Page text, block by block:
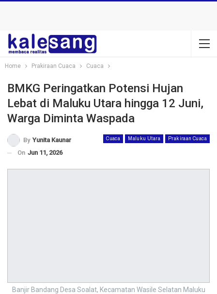
Home Prakiraan Cuaca Cuaca
BMKG Peringatkan Potensi Hujan
Lebat di Maluku Utara hingga 12 Juni,
Warga Diminta Waspada
Cuaca Maluku Utara Prakiraan Cuaca
By Yunita Kaunar
On Jun 11, 2026
Banjir Bandang Desa Soalat, Kecamatan Wasile Selatan Maluku